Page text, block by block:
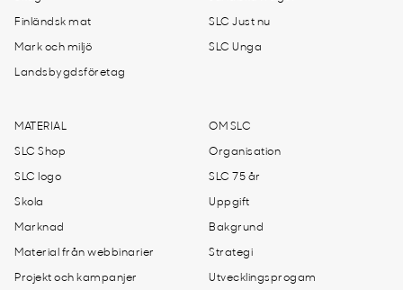
Finländsk mat
Mark och miljö
Landsbygdsföretag
SLC Just nu
SLC Unga
MATERIAL
SLC Shop
SLC logo
Skola
Marknad
Material från webbinarier
Projekt och kampanjer
OM SLC
Organisation
SLC 75 år
Uppgift
Bakgrund
Strategi
Utvecklingsprogam